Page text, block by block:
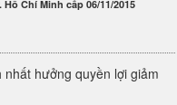
Chí Minh cấp 06/11/2015
hưởng quyền lợi giảm